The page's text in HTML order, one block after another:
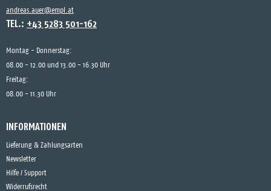
andreas.auer@empl.at
TEL.: +43 5283 501-162
Montag - Donnerstag:
08.00 - 12.00 und 13.00 - 16.30 Uhr
Freitag:
08.00 - 11.30 Uhr
INFORMATIONEN
Lieferung & Zahlungsarten
Newsletter
Hilfe / Support
Widerrufsrecht